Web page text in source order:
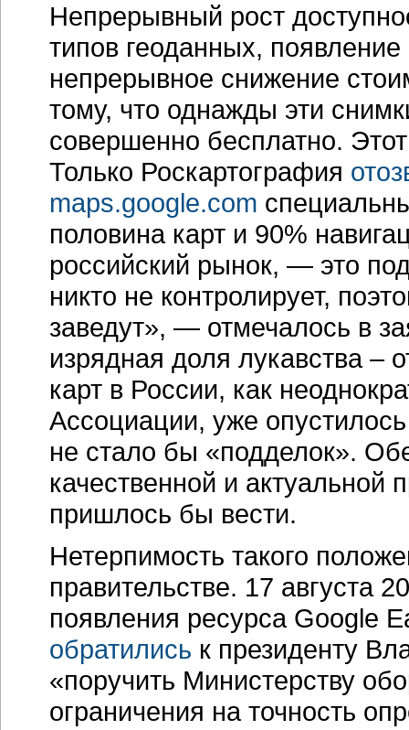
Непрерывный рост
типов геоданных,
непрерывное снижение
тому, что однажды эти
совершенно бесплатно.
Только Роскартография
maps.google.com
половина карт и 90%
российский рынок, — это
никто не контролирует,
заведут», — отмечалось в
изрядная доля лукавства –
карт в России, как
Ассоциации, уже
не стало бы «подделок».
качественной и актуальной
пришлось бы вести.
Нетерпимость такого
правительстве. 17 августа
появления ресурса Google
обратились к президенту
«поручить Министерству
ограничения на точность